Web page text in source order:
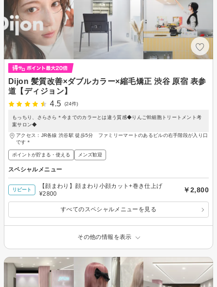
Dijon 髪質改善×ダブルカラー×縮毛矯正 渋谷 原宿 表参
道【ディジョン】
4.5
(24件)
もっちり、さらさら＊今までのカラーとは違う質感◆りんご幹細胞トリートメント考
案サロン◆
アクセス：JR各線 渋谷駅 徒歩5分 ファミリーマートのあるビルの右手階段が入り口
です＊
ポイントが貯まる・使える メンズ歓迎
スペシャルメニュー
リピート
【顔まわり】顔まわり小顔カット+巻き仕上げ
¥2800
￥2,800
すべてのスペシャルメニューを見る
その他の情報を表示